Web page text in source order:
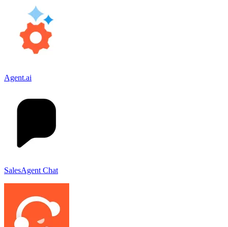
Agent.ai
SalesAgent Chat